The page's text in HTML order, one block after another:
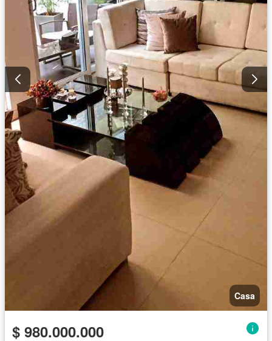
Casa
$ 980.000.000